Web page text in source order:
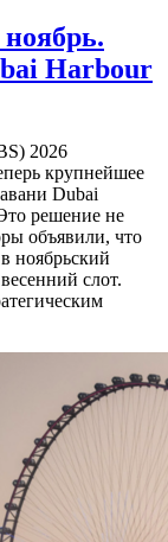
Harbour
2026
крупнейшее
Dubai
решение не
объявили, что
ноябрьский
слот.